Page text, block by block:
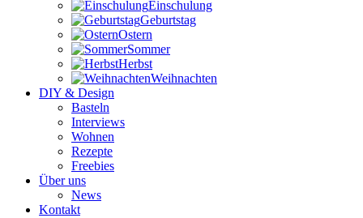
Einschulung
Geburtstag
Ostern
Sommer
Herbst
Weihnachten
DIY & Design
Basteln
Interviews
Wohnen
Rezepte
Freebies
Über uns
News
Kontakt